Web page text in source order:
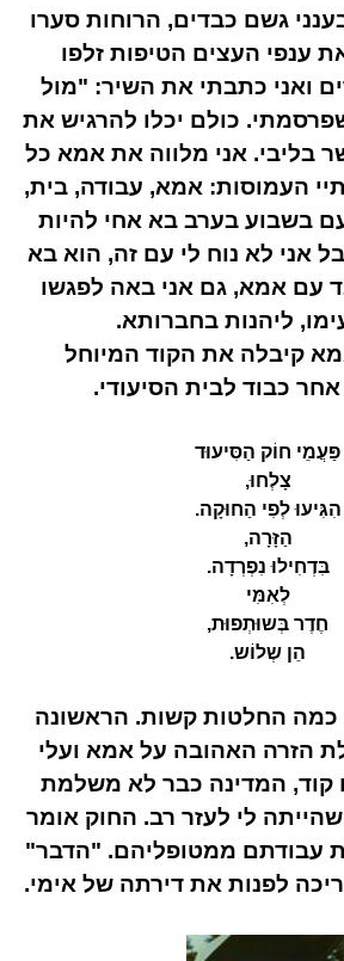
גשם כבדים, הרוחות סערו
את ענפי העצים הטיפות זלפו
ואני כתבתי את השיר: "מול
כולם יכלו להרגיש את
בליבי. אני מלווה את אמא כל
העמוסות: אמא, עבודה, בית,
בשבוע בערב בא אחי להיות
אני לא נוח לי עם זה, הוא בא
עם אמא, גם אני באה לפגשו
ליהנות בחברותא.
קיבלה את הקוד המיוחל
כבוד לבית הסיעודי.
פַּעֲמֵי חוֹק הַסִּיעוּד
צָלְחוּ,
הִגִּיעוּ לְפִי הַחוּקָה.
הַזָּרָה,
בִּדְחִילוּ נִפְרְדָה.
לְאִמִּי
חֶדֶר בְּשוּתְפוּת,
הֵן שְלוֹש.
כמה החלטות קשות. הראשונה
הזרה האהובה על אמא ועלי
קוד, המדינה כבר לא משלמת
לי לעזר רב. החוק אומר
עבודתם ממטופליהם. "הדבר"
לפנות את דירתה של אימי.